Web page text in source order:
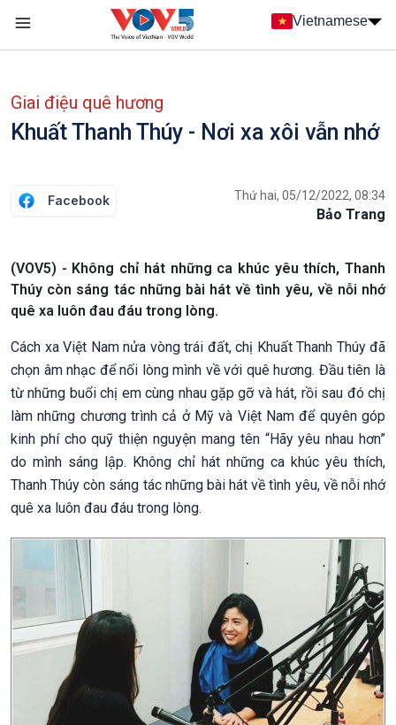
Nhảy đến nội dung
Vietnamese
Giai điệu quê hương
Khuất Thanh Thúy - Nơi xa xôi vẫn nhớ
Facebook Thứ hai, 05/12/2022, 08:34
Bảo Trang
(VOV5) - Không chỉ hát những ca khúc yêu thích, Thanh
Thúy còn sáng tác những bài hát về tình yêu, về nỗi nhớ
quê xa luôn đau đáu trong lòng.
Cách xa Việt Nam nửa vòng trái đất, chị Khuất Thanh Thúy đã
chọn âm nhạc để nối lòng mình về với quê hương. Đầu tiên là
từ những buổi chị em cùng nhau gặp gỡ và hát, rồi sau đó chị
làm những chương trình cả ở Mỹ và Việt Nam để quyên góp
kinh phí cho quỹ thiện nguyện mang tên “Hãy yêu nhau hơn”
do mình sáng lập. Không chỉ hát những ca khúc yêu thích,
Thanh Thúy còn sáng tác những bài hát về tình yêu, về nỗi nhớ
quê xa luôn đau đáu trong lòng.